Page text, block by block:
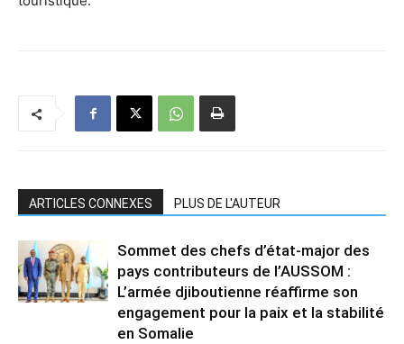
ARTICLES CONNEXES PLUS DE L'AUTEUR
Sommet des chefs d’état-major des
pays contributeurs de l’AUSSOM :
L’armée djiboutienne réaffirme son
engagement pour la paix et la stabilité
en Somalie